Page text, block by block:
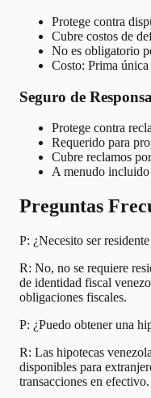
Protege contra
Cubre costos de
No es obligatorio
Costo: Prima
Seguro de
Protege contra
Requerido para
Cubre reclamos
A menudo
Preguntas
P: ¿Necesito ser
R: No, no se requiere
de identidad fiscal
obligaciones fiscales.
P: ¿Puedo obtener una
R: Las hipotecas
disponibles para
transacciones en efectivo.